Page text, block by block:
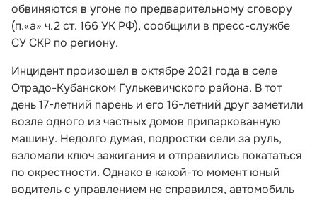
обвиняются в угоне по предварительному сговору
(п.«а» ч.2 ст. 166 УК РФ), сообщили в пресс-службе
СУ СКР по региону.
Инцидент произошел в октябре 2021 года в селе
Отрадо-Кубанском Гулькевичского района. В тот
день 17-летний парень и его 16-летний друг заметили
возле одного из частных домов припаркованную
машину. Недолго думая, подростки сели за руль,
взломали ключ зажигания и отправились покататься
по окрестности. Однако в какой-то момент юный
водитель с управлением не справился, автомобиль